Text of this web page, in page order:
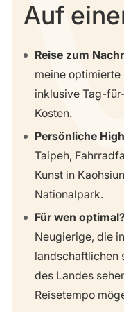
Auf
Reise zum
meine optimierte
inklusive Tag-
Kosten.
Persönliche
Taipeh,
Kunst in
Nationalpark.
Für wen
Neugierige, die
landschaftlichen
des Landes
Reisetempo